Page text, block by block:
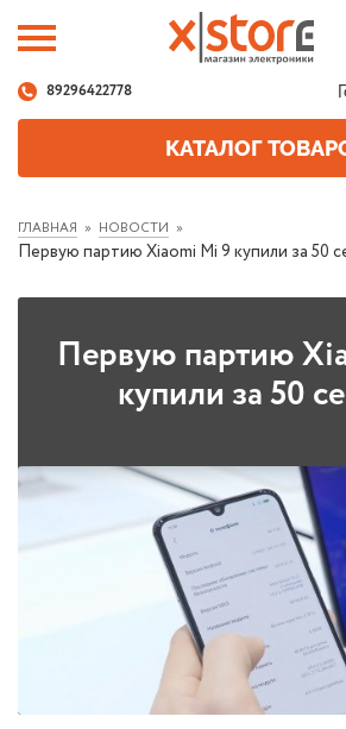
89296422778
КАТАЛОГ
ГЛАВНАЯ НОВОСТИ
Первую партию Xiaomi Mi 9 купили за 50
Первую партию
купили за 50